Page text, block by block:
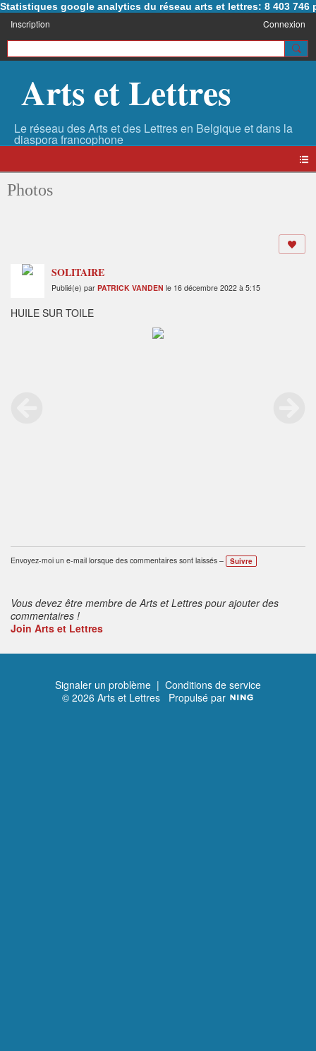
Statistiques google analytics du réseau arts et lettres: 8 403 746
Inscription Connexion
Arts et Lettres
Photos
SOLITAIRE
Publié(e) par PATRICK VANDEN le 16 décembre 2022 à 5:15
HUILE SUR TOILE
Envoyez-moi un e-mail lorsque des commentaires sont laissés – Suivre
Vous devez être membre de Arts et Lettres pour ajouter des
commentaires !
Join Arts et Lettres
Signaler un problème | Conditions de service
© 2026 Arts et Lettres Propulsé par